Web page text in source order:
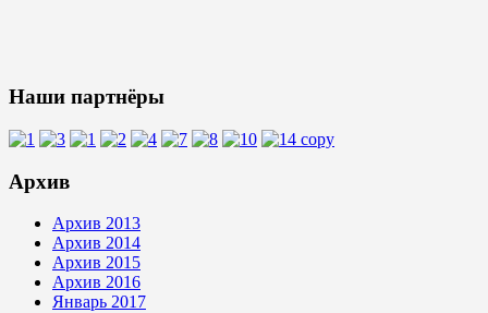
Наши партнёры
Архив
Архив 2013
Архив 2014
Архив 2015
Архив 2016
Январь 2017